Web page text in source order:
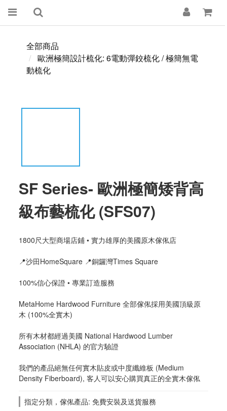
全部商品
歐洲極簡設計梳化: 6電動彈鉸梳化 / 極簡無電
動梳化
SF Series- 歐洲極簡矮背高
級布藝梳化 (SFS07)
1800尺大型商場店鋪 • 實力雄厚的美國原木傢俬店
📍沙田HomeSquare 📍銅鑼灣Times Square
100%信心保證 • 專業訂造服務
MetaHome Hardwood Furniture 全部傢俬採用美國頂級原
木 (100%全實木)
所有木材都經過美國 National Hardwood Lumber
Association (NHLA) 的官方驗證
我們的產品絕無任何實木貼皮或中度纖維板 (Medium
Density Fiberboard), 客人可以安心購買真正的全實木傢俬
指定分類，傢俬產品: 免費安裝及送貨服務